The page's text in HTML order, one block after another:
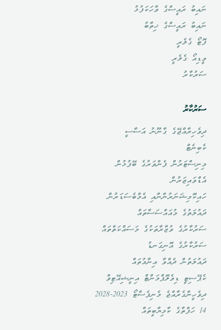
ނައިބު ރައީސްގެ ވާހަކަފުޅު
ނައިބު ރައީސްގެ ޚިތާބު
ފޮޓޯ ގެލެރީ
ވީޑިއޯ ގެލެރީ
ސަރުކާރު
ސަރުކާރު
ދިވެހިރާއްޖޭގެ ގާނޫނު އަސާސީ
ކެބިނެޓް
މިނިސްޓަރުން ފެންވަރުގެ ބޭފުޅުން
އެޑްވައިޒަރުން
ހައިކޮމިޝަނަރުންނާއި އެމްބެސަޑަރުން
ދައުލަތުގެ މުއައްސަސާތައް
ސަރުކާރުގެ ވުޒާރާތަކުގެ މަސައްކަތްތައް
ސަރުކާރުގެ އޮނިގަނޑު
ދައުލަތުން ދެއްވާ އިނާމުތައް
ކެޕޭސިޓީ ޑިވެލޮޕްމަންޓް އިނީޝިއޭޓިވް
ދިވެހީންގެރާއްޖެ މެނިފެސްޓޯ 2023-2028